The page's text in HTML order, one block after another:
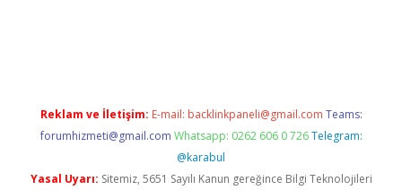
Reklam ve İletişim: E-mail: backlinkpaneli@gmail.com Teams:
forumhizmeti@gmail.com Whatsapp: 0262 606 0 726 Telegram:
@karabul
Yasal Uyarı: Sitemiz, 5651 Sayılı Kanun gereğince Bilgi Teknolojileri